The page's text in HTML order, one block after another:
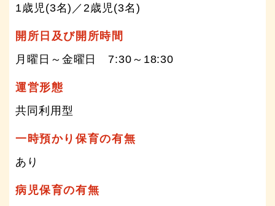
1歳児(3名)／2歳児(3名)
開所日及び開所時間
月曜日～金曜日 7:30～18:30
運営形態
共同利用型
一時預かり保育の有無
あり
病児保育の有無